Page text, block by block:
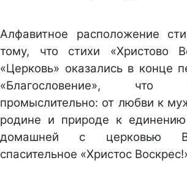
Алфавитное расположение
тому, что стихи «Христово
«Церковь» оказались в конце
«Благословение»,
промыслительно: от любви к
родине и природе к
домашней с церковью
спасительное «Христос